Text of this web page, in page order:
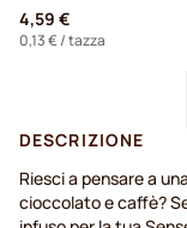
4,59 €
0,13 €/ tazza
DESCRIZIONE
Riesci a pensare a
cioccolato e caffè?